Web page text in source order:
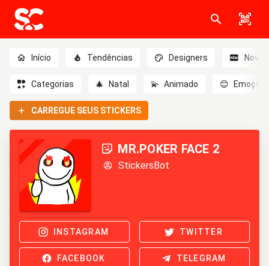
Início Tendências Designers Novo
Categorias 🎄 Natal 💫 Animado 😊
CARREGUE SEUS STICKERS
MR.POKER FACE 2
StickersBot
INSTAGRAM TWITTER
FACEBOOK TELEGRAM